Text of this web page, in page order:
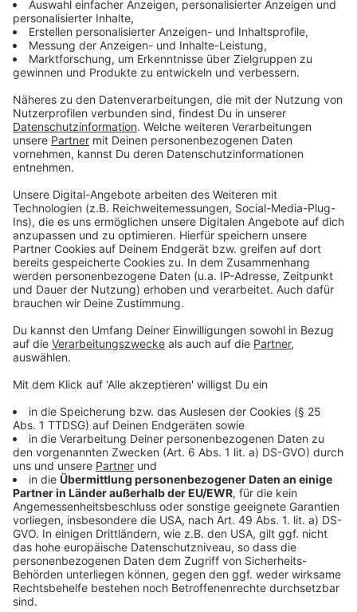
nur bei Fahrzeugen, die erstmalsab dem 1. Januar
2015zugelassen wurden, da es diese
Sicherheitscodes erst seitdem auf den
Zulassungsbescheinigungen gibt.
Anzeige
Wie funktioniert es?
Auf der Webseite der für uns zuständigen
Zulassungsbehörde müssen wir unsere Identität mit
unserem Ausweis nachweisen. Danach werden der
Sicherheitscode der Zulassungsbescheinigung Teil II,
Kontonummer (IBAN) angegeben. Anschließend wird
eine verfügbare oder zuvor reservierte
Schritt wird die anfallende Gebühr per Kreditkarte,
PayPal, SEPA-Lastschrift oder einer anderen
Zahlungsmethode bezahlt. Im Anschluss kann die
digitale Zulassung heruntergeladen, ausgedruckt und
gut sichtbar im Autohinterlegt werden. Die
Zulassungsbehörde versendet dann alle wichtigen
Dokumente, wie z.B. den Zulassungsbescheid oder die
Stempelplakettenträger, per Post.
Anzeige